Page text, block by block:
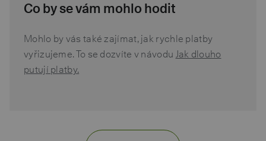
Co by se vám mohlo hodit
Mohlo by vás také zajímat, jak rychle platby
vyřizujeme. To se dozvíte v návodu Jak dlouho
putují platby.